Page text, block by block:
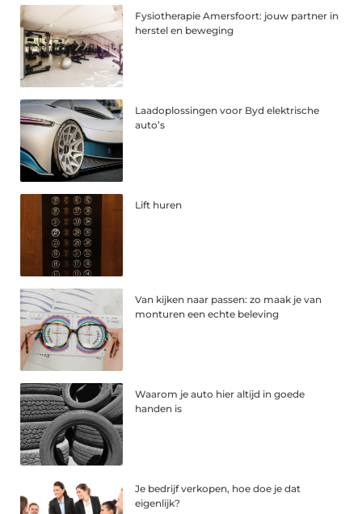
Fysiotherapie Amersfoort: jouw partner in
herstel en beweging
Laadoplossingen voor Byd elektrische
auto’s
Lift huren
Van kijken naar passen: zo maak je van
monturen een echte beleving
Waarom je auto hier altijd in goede
handen is
Je bedrijf verkopen, hoe doe je dat
eigenlijk?